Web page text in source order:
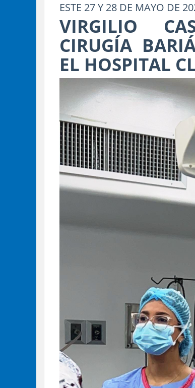
ESTE 27 Y 28 DE MAYO DE
VIRGILIO
CIRUGÍA
EL HOSPITAL